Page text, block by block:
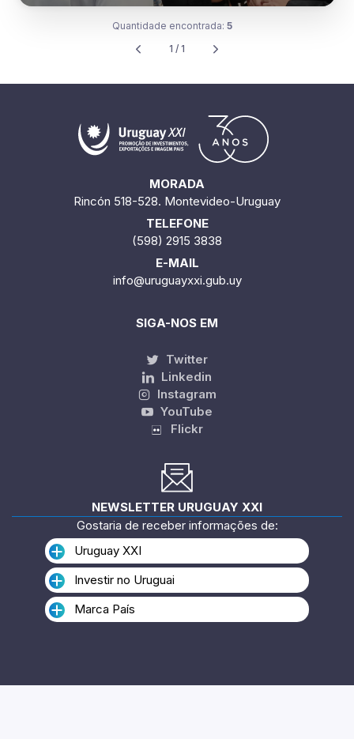
Quantidade encontrada: 5
1 / 1
MORADA
Rincón 518-528. Montevideo-Uruguay
TELEFONE
(598) 2915 3838
E-MAIL
info@uruguayxxi.gub.uy
SIGA-NOS EM
Twitter
Linkedin
Instagram
YouTube
Flickr
NEWSLETTER URUGUAY XXI
Gostaria de receber informações de:
Uruguay XXI
Investir no Uruguai
Marca País